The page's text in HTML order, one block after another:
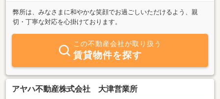
弊所は、みなさまに和やかな笑顔でお過ごしいただけるよう、親
切・丁寧な対応を心掛けております。
この不動産会社が取り扱う
賃貸物件を探す
アヤハ不動産株式会社 大津営業所